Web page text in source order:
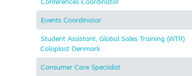
Events Coordinator
Student Assistant, Global Sales Training (WTR)
Coloplast Denmark
Consumer Care Specialist